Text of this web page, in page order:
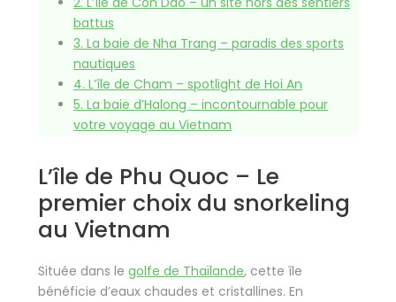
battus
3. La baie de Nha Trang – paradis des sports
nautiques
4. L’île de Cham – spotlight de Hoi An
5. La baie d’Halong – incontournable pour
votre voyage au Vietnam
L’île de Phu Quoc – Le
premier choix du snorkeling
au Vietnam
Située dans le golfe de Thaïlande, cette île
bénéficie d’eaux chaudes et cristallines. En